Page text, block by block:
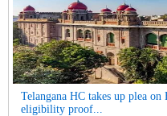
Telangana HC takes up plea
eligibility proof...